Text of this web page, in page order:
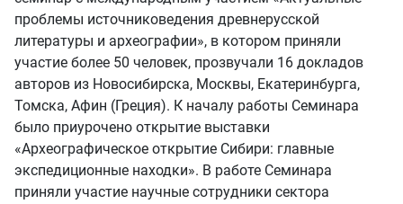
проблемы источниковедения древнерусской
литературы и археографии», в котором приняли
участие более 50 человек, прозвучали 16 докладов
авторов из Новосибирска, Москвы, Екатеринбурга,
Томска, Афин (Греция). К началу работы Семинара
было приурочено открытие выставки
«Археографическое открытие Сибири: главные
экспедиционные находки». В работе Семинара
приняли участие научные сотрудники сектора